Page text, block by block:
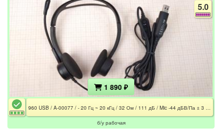
5.0
1 890 ₽
960 USB / A-00077 / - 20 Гц ~ 20 кГц / 32 Ом / 111 дБ / Mic -44 дБВ/Па ± 3 дБ / USB / 2.4 м
б/у рабочая